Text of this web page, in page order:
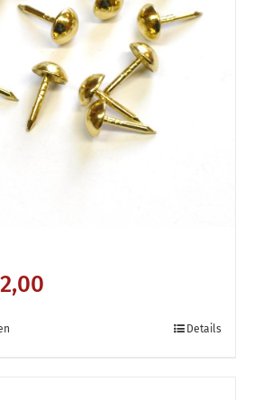
2,00
Details